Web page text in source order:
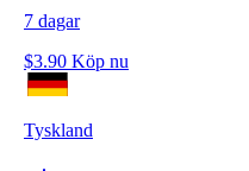
7 dagar
$3.90 Köp nu
Tyskland